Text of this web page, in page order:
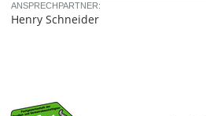
ANSPRECHPARTNER:
Henry Schneider